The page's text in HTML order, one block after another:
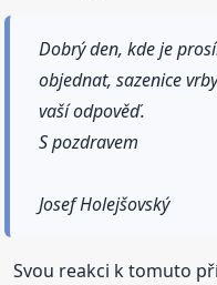
Dobrý den, kde je
objednat, sazenice
vaší odpověď.
S pozdravem
Josef Holejšovský
Svou reakci k tomuto